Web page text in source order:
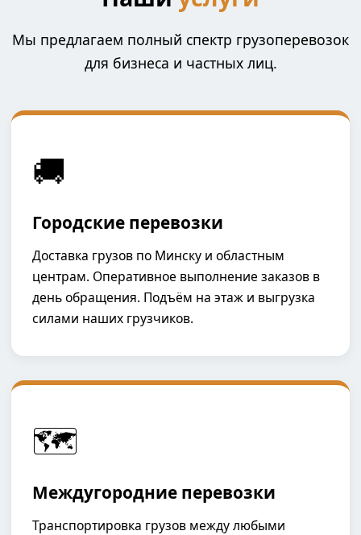
Мы предлагаем полный спектр грузоперевозок
для бизнеса и частных лиц.
🚚
Городские перевозки
Доставка грузов по Минску и областным
центрам. Оперативное выполнение заказов в
день обращения. Подъём на этаж и выгрузка
силами наших грузчиков.
🗺️
Междугородние перевозки
Транспортировка грузов между любыми